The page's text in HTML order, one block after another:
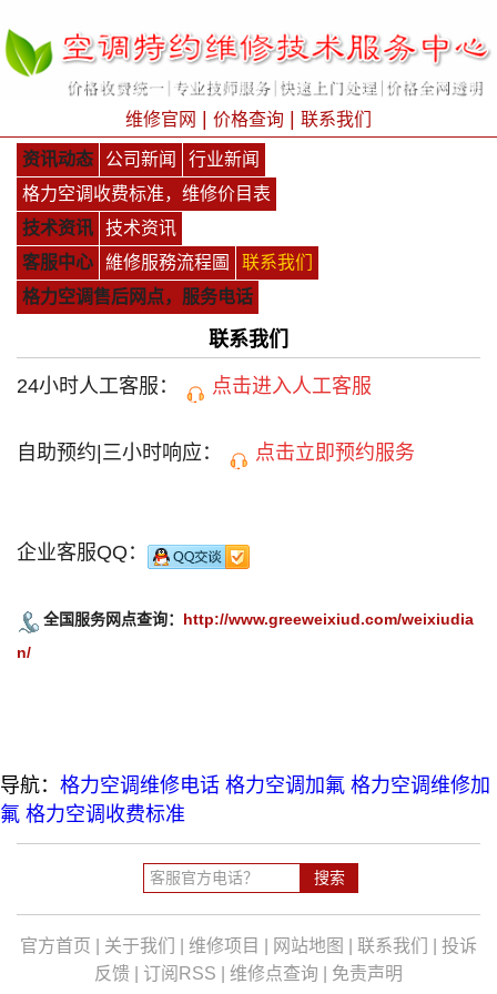
维修官网 | 价格查询 | 联系我们
资讯动态 公司新闻
行业新闻
格力空调收费标准，维修价目表
技术资讯
技术资讯
客服中心
維修服務流程圖
联系我们
格力空调售后网点，服务电话
联系我们
24小时人工客服： 点击进入人工客服
自助预约|三小时响应： 点击立即预约服务
企业客服QQ：
全国服务网点查询： http://www.greeweixiud.com/weixiudia
n/
导航： 格力空调维修电话 格力空调加氟 格力空调维修加
氟 格力空调收费标准
官方首页 关于我们 维修项目 网站地图 联系我们
投诉
反馈
订阅RSS 维修点查询 免责声明